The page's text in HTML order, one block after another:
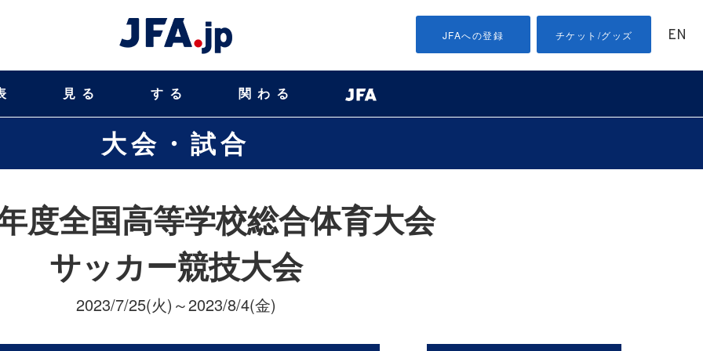
JFAへの登録 チケット/グッズ EN
見る する 関わる
大会・試合
度全国高等学校総合体育大会
サッカー競技大会
2023/7/25(火)～2023/8/4(金)